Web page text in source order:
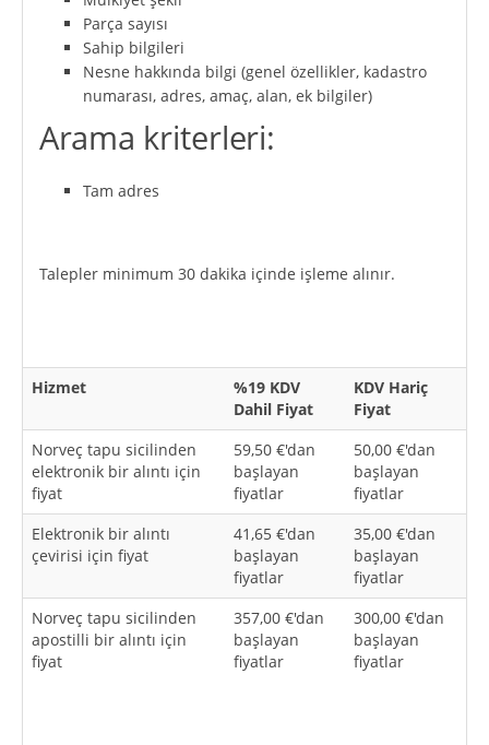
Parça sayısı
Sahip bilgileri
Nesne hakkında bilgi (genel özellikler, kadastro
numarası, adres, amaç, alan, ek bilgiler)
Arama kriterleri:
Tam adres
Talepler minimum 30 dakika içinde işleme alınır.
Hizmet
%19 KDV
Dahil Fiyat
KDV Hariç
Fiyat
Norveç tapu sicilinden
elektronik bir alıntı için
fiyat
59,50 €'dan
başlayan
fiyatlar
50,00 €'dan
başlayan
fiyatlar
Elektronik bir alıntı
çevirisi için fiyat
41,65 €'dan
başlayan
fiyatlar
35,00 €'dan
başlayan
fiyatlar
Norveç tapu sicilinden
apostilli bir alıntı için
fiyat
357,00 €'dan
başlayan
fiyatlar
300,00 €'dan
başlayan
fiyatlar